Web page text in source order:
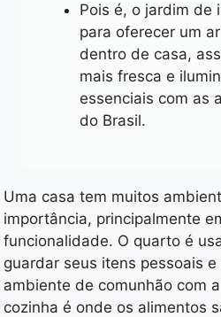
Pois é, o jardim de
para oferecer um
dentro de casa,
mais fresca e
essenciais com as
do Brasil.
Uma casa tem muitos
importância, principalmente
funcionalidade. O quarto é
guardar seus itens pessoais
ambiente de comunhão com
cozinha é onde os alimentos